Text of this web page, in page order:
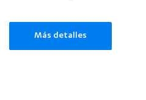
Más detalles